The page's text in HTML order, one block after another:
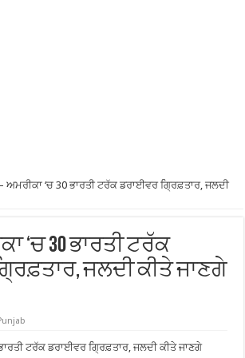
ਅਮਰੀਕਾ ‘ਚ 30 ਭਾਰਤੀ ਟਰੱਕ ਡਰਾਈਵਰ ਗ੍ਰਿਫ਼ਤਾਰ, ਜਲਦੀ
‘ਚ 30 ਭਾਰਤੀ ਟਰੱਕ
ਜਲਦੀ ਕੀਤੇ ਜਾਣਗੇ
ਟਰੱਕ ਡਰਾਈਵਰ ਗ੍ਰਿਫ਼ਤਾਰ, ਜਲਦੀ ਕੀਤੇ ਜਾਣਗੇ